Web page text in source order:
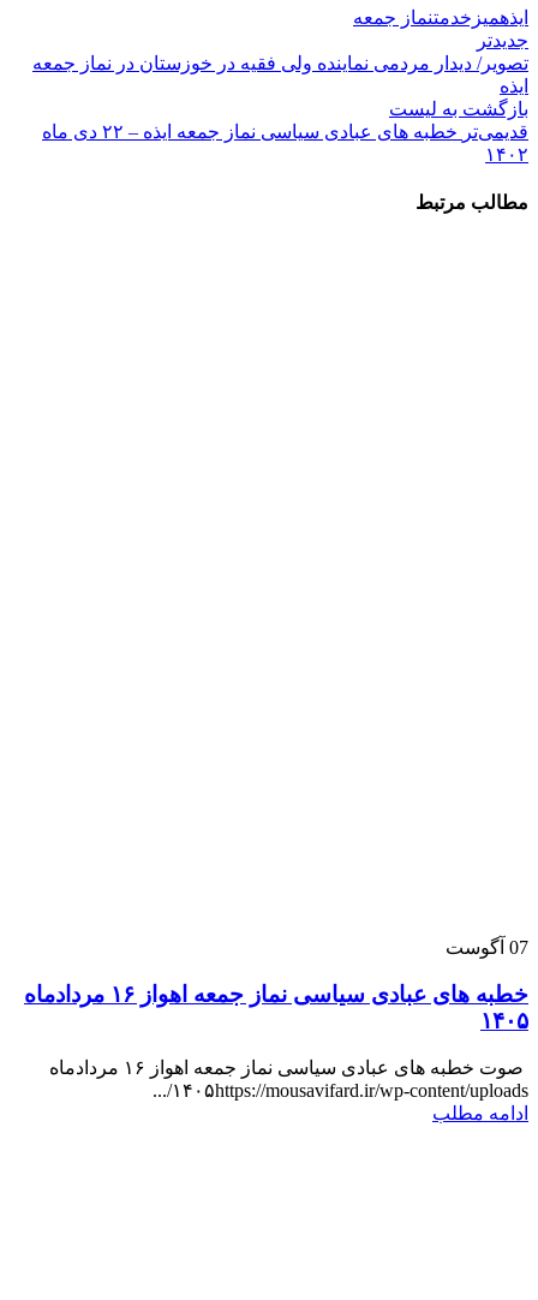
ایذهمیزخدمتنماز جمعه
جدیدتر
تصویر/ دیدار مردمی نماینده ولی فقیه در خوزستان در نماز جمعه
ایذه
بازگشت به لیست
قدیمی‌تر
خطبه های عبادی سیاسی نماز جمعه ایذه – ۲۲ دی ماه
۱۴۰۲
مطالب مرتبط
07 آگوست
خطبه های عبادی سیاسی نماز جمعه اهواز ۱۶ مردادماه
۱۴۰۵
صوت خطبه های عبادی سیاسی نماز جمعه اهواز ۱۶ مردادماه
۱۴۰۵https://mousavifard.ir/wp-content/uploads/...
ادامه مطلب